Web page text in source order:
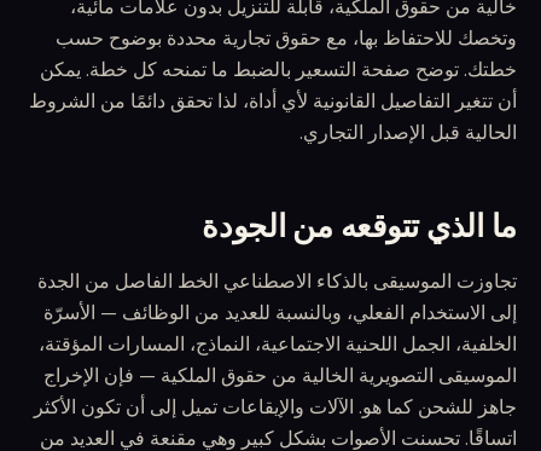
خالية من حقوق الملكية، قابلة للتنزيل بدون علامات مائية،
وتخصك للاحتفاظ بها، مع حقوق تجارية محددة بوضوح حسب
خطتك. توضح صفحة التسعير بالضبط ما تمنحه كل خطة. يمكن
أن تتغير التفاصيل القانونية لأي أداة، لذا تحقق دائمًا من الشروط
الحالية قبل الإصدار التجاري.
ما الذي تتوقعه من الجودة
تجاوزت الموسيقى بالذكاء الاصطناعي الخط الفاصل من الجدة
إلى الاستخدام الفعلي، وبالنسبة للعديد من الوظائف — الأسرّة
الخلفية، الجمل اللحنية الاجتماعية، النماذج، المسارات المؤقتة،
الموسيقى التصويرية الخالية من حقوق الملكية — فإن الإخراج
جاهز للشحن كما هو. الآلات والإيقاعات تميل إلى أن تكون الأكثر
اتساقًا. تحسنت الأصوات بشكل كبير وهي مقنعة في العديد من